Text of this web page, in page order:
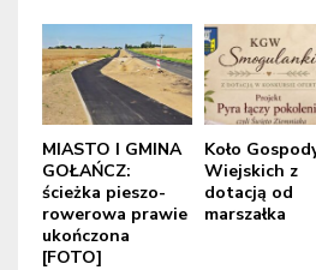
MIASTO I GMINA
GOŁAŃCZ:
ścieżka pieszo-
rowerowa prawie
ukończona
[FOTO]
Koło
Wiejskich z
dotacją od
marszałka